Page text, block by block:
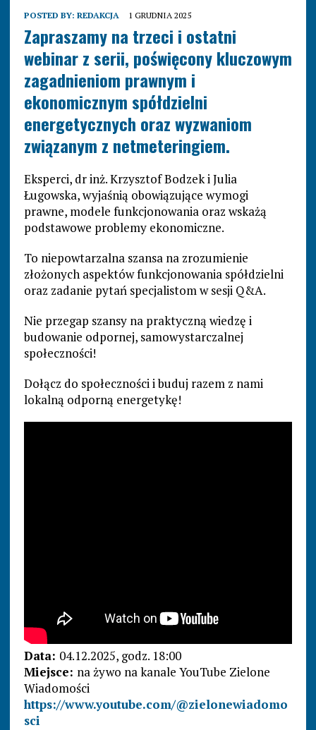
POSTED BY: REDAKCJA 1 GRUDNIA 2025
Zapraszamy na trzeci i ostatni
webinar z serii, poświęcony kluczowym
zagadnieniom prawnym i
ekonomicznym spółdzielni
energetycznych oraz wyzwaniom
związanym z netmeteringiem.
Eksperci, dr inż. Krzysztof Bodzek i Julia
Ługowska, wyjaśnią obowiązujące wymogi
prawne, modele funkcjonowania oraz wskażą
podstawowe problemy ekonomiczne.
To niepowtarzalna szansa na zrozumienie
złożonych aspektów funkcjonowania spółdzielni
oraz zadanie pytań specjalistom w sesji Q&A.
Nie przegap szansy na praktyczną wiedzę i
budowanie odpornej, samowystarczalnej
społeczności!
Dołącz do społeczności i buduj razem z nami
lokalną odporną energetykę!
Data: 04.12.2025, godz. 18:00
Miejsce: na żywo na kanale YouTube Zielone
Wiadomości
https://www.youtube.com/@zielonewiadomo
sci